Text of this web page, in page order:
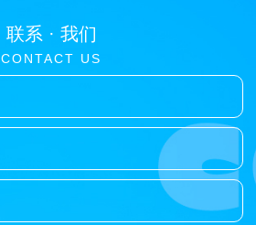
联系 · 我们
CONTACT US